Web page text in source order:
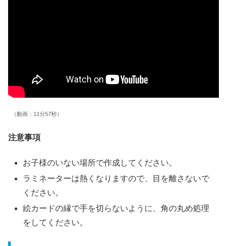
（動画：11分57秒）
注意事項
お子様のいない場所で作成してください。
ラミネーターは熱くなりますので、目を離さないで
ください。
絵カードの縁で手を切らないように、角の丸め処理
をしてください。